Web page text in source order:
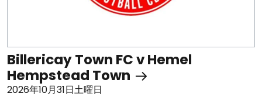
Billericay Town FC v Hemel
Hempstead Town
2026年10月31日土曜日